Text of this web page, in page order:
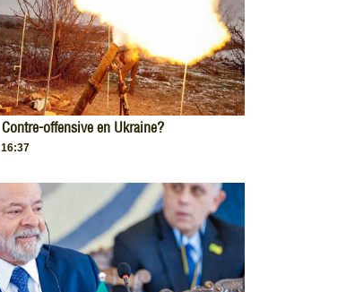
Contre-offensive en Ukraine?
16:37